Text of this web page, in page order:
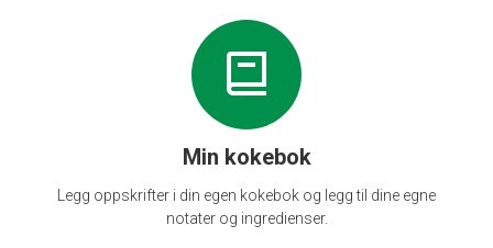
Min kokebok
Legg oppskrifter i din egen kokebok og legg til dine egne
notater og ingredienser.